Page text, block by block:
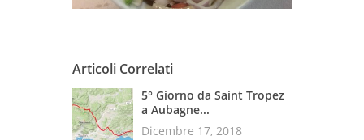
Articoli Correlati
5° Giorno da Saint Tropez
a Aubagne...
Dicembre 17, 2018